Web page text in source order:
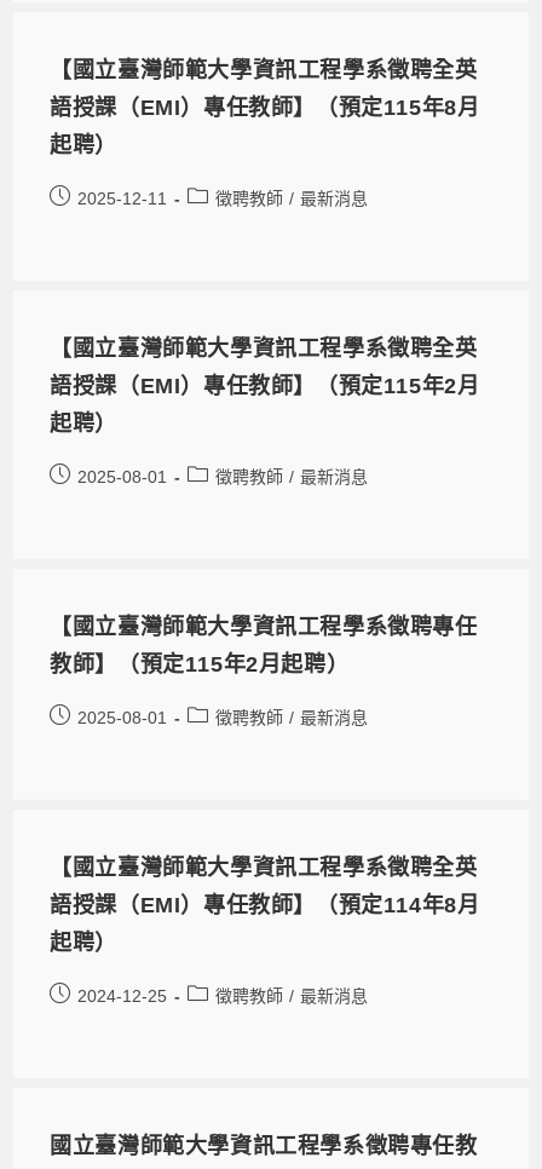
【國立臺灣師範大學資訊工程學系徵聘全英
語授課（EMI）專任教師】（預定115年8月
起聘）
2025-12-11 徵聘教師 / 最新消息
【國立臺灣師範大學資訊工程學系徵聘全英
語授課（EMI）專任教師】（預定115年2月
起聘）
2025-08-01 徵聘教師 / 最新消息
【國立臺灣師範大學資訊工程學系徵聘專任
教師】（預定115年2月起聘）
2025-08-01 徵聘教師 / 最新消息
【國立臺灣師範大學資訊工程學系徵聘全英
語授課（EMI）專任教師】（預定114年8月
起聘）
2024-12-25 徵聘教師 / 最新消息
國立臺灣師範大學資訊工程學系徵聘專任教